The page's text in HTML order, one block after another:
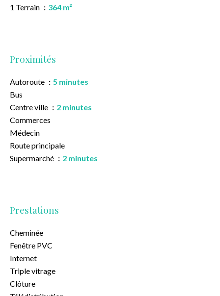
1 Terrain
364 m²
Proximités
Autoroute
5 minutes
Bus
Centre ville
2 minutes
Commerces
Médecin
Route principale
Supermarché
2 minutes
Prestations
Cheminée
Fenêtre PVC
Internet
Triple vitrage
Clôture